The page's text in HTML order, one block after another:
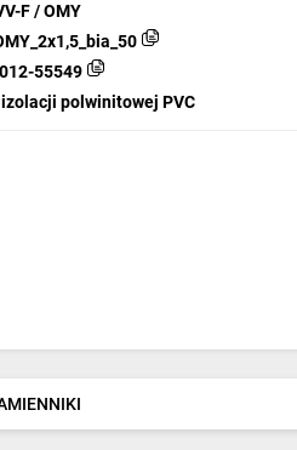
F / OMY
55549
polwinitowej PVC